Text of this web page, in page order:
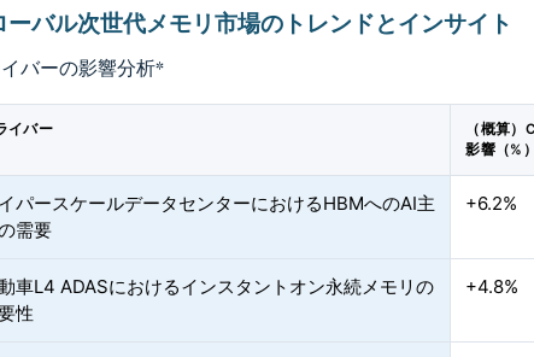
ーバル次世代メモリ市場のトレンドとインサイト
イバーの影響分析*
イバー
（概算）
影響（%）
パースケールデータセンターにおけるHBMへのAI主
需要
+6.2%
車L4 ADASにおけるインスタントオン永続メモリの
性
+4.8%